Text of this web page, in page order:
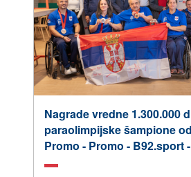
Nagrade vredne 1.300.000
paraolimpijske šampione
Promo - Promo - B92.sport